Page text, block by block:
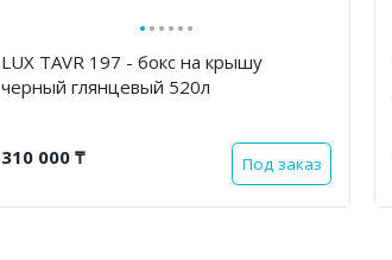
······
LUX TAVR 197 - бокс на крышу
черный глянцевый 520л
310 000 ₸ Под заказ